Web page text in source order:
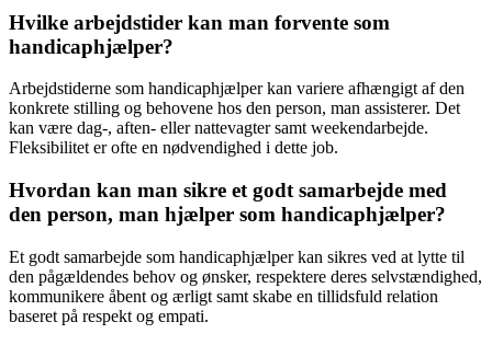
Hvilke arbejdstider kan man forvente som
handicaphjælper?
Arbejdstiderne som handicaphjælper kan variere afhængigt af den
konkrete stilling og behovene hos den person, man assisterer. Det
kan være dag-, aften- eller nattevagter samt weekendarbejde.
Fleksibilitet er ofte en nødvendighed i dette job.
Hvordan kan man sikre et godt samarbejde med
den person, man hjælper som handicaphjælper?
Et godt samarbejde som handicaphjælper kan sikres ved at lytte til
den pågældendes behov og ønsker, respektere deres selvstændighed,
kommunikere åbent og ærligt samt skabe en tillidsfuld relation
baseret på respekt og empati.